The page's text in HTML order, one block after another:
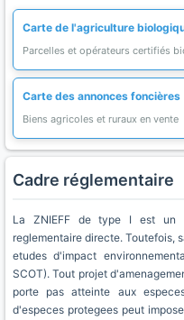
Carte de l'agriculture
Parcelles et opérateurs certifiés
Carte des annonces foncières
Biens agricoles et ruraux en vente
Cadre réglementaire
La ZNIEFF de type I est un
reglementaire directe. Toutefois,
etudes d'impact
SCOT). Tout projet
porte pas atteinte aux
d'especes protegees peut